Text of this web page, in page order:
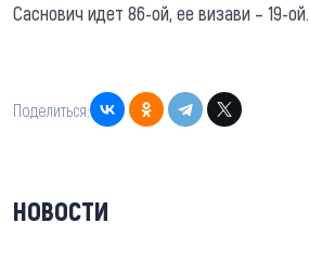
Саснович идет 86-ой, ее визави – 19-ой.
Поделиться:
НОВОСТИ